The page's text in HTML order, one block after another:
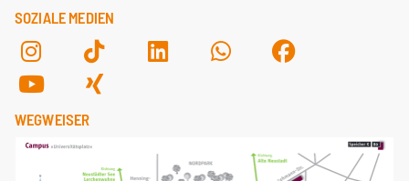
SOZIALE MEDIEN
WEGWEISER